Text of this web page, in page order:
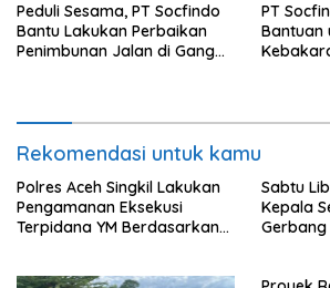
Peduli Sesama, PT Socfindo
Bantu Lakukan Perbaikan
Penimbunan Jalan di Gang
PT
Bantuan
Rekomendasi untuk kamu
Polres Aceh Singkil Lakukan
Pengamanan Eksekusi
Terpidana YM Berdasarkan
Sabtu
Kepala